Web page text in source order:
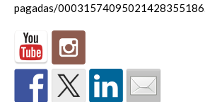
pagadas/